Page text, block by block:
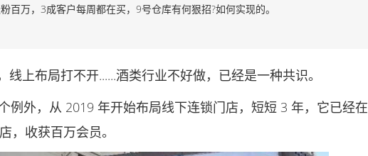
百万，3成客户每周都在买，9号仓库有何狠招?如何实现的。
上布局打不开......酒类行业不好做，已经是一种共识。
外，从 2019 年开始布局线下连锁门店，短短 3 年，它已经在
，收获百万会员。